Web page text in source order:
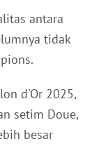
antara
tidak
d'Or 2025,
setim Doue,
besar